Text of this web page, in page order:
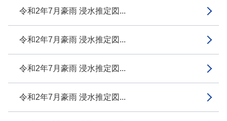
令和2年7月豪雨 浸水推定図...
令和2年7月豪雨 浸水推定図...
令和2年7月豪雨 浸水推定図...
令和2年7月豪雨 浸水推定図...